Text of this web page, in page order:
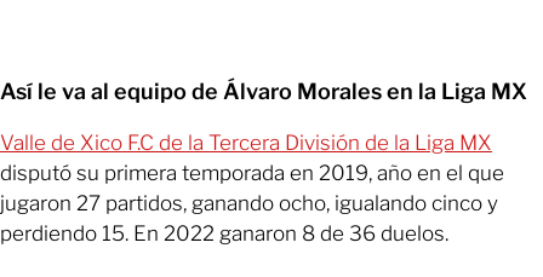
Así le va al equipo de Álvaro Morales en la Liga MX
Valle de Xico F.C de la Tercera División de la Liga MX
disputó su primera temporada en 2019, año en el que
jugaron 27 partidos, ganando ocho, igualando cinco y
perdiendo 15. En 2022 ganaron 8 de 36 duelos.